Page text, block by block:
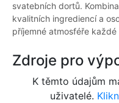
svatebních dortů.
kvalitních ingrediencí a
příjemné atmosféře
Zdroje pro
K těmto údajům
uživatelé.